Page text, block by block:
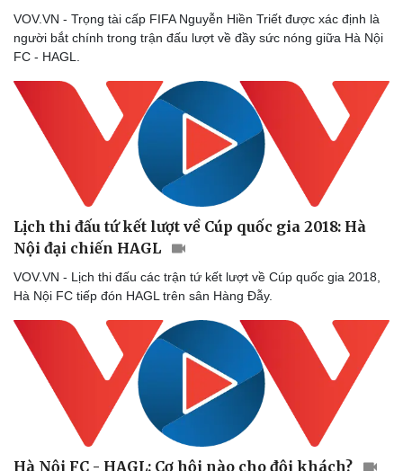
Nam khoa
Làm đẹp - giảm cân
Phòng mạch online
Ăn sạch sống khỏe
VOV.VN - Trọng tài cấp FIFA Nguyễn Hiền Triết được xác định là
người bắt chính trong trận đấu lượt về đầy sức nóng giữa Hà Nội
FC - HAGL.
Lịch thi đấu tứ kết lượt về Cúp quốc gia 2018: Hà
Nội đại chiến HAGL
VOV.VN - Lịch thi đấu các trận tứ kết lượt về Cúp quốc gia 2018,
Hà Nội FC tiếp đón HAGL trên sân Hàng Đẫy.
Hà Nội FC - HAGL: Cơ hội nào cho đội khách?